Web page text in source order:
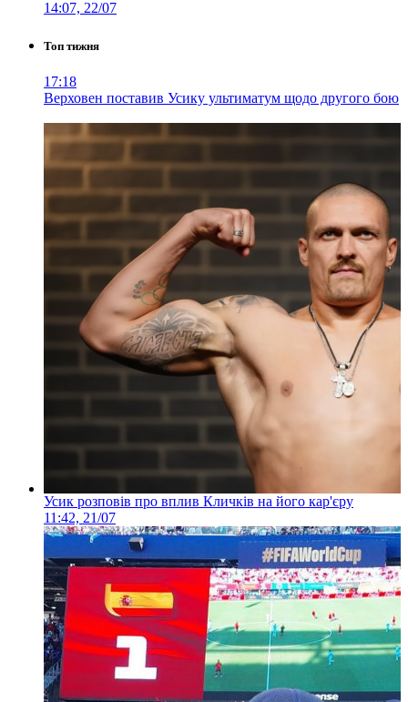
14:07, 22/07
Топ тижня
17:18
Верховен поставив Усику ультиматум щодо другого бою
Усик розповів про вплив Кличків на його кар'єру
11:42, 21/07